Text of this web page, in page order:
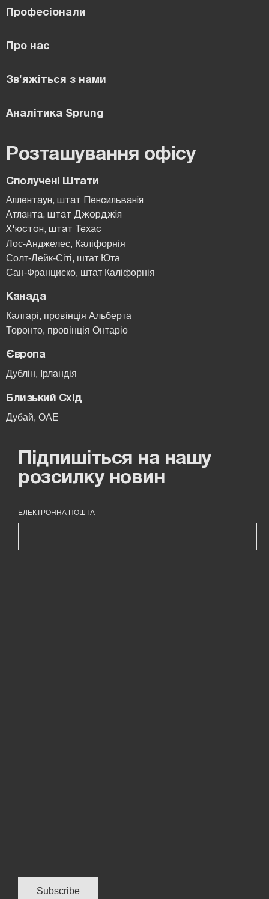
Професіонали
Про нас
Зв'яжіться з нами
Аналітика Sprung
Розташування офісу
Сполучені Штати
Аллентаун, штат Пенсильванія
Атланта, штат Джорджія
Х'юстон, штат Техас
Лос-Анджелес, Каліфорнія
Солт-Лейк-Сіті, штат Юта
Сан-Франциско, штат Каліфорнія
Канада
Калгарі, провінція Альберта
Торонто, провінція Онтаріо
Європа
Дублін, Ірландія
Близький Схід
Дубай, ОАЕ
Підпишіться на нашу
розсилку новин
ЕЛЕКТРОННА ПОШТА